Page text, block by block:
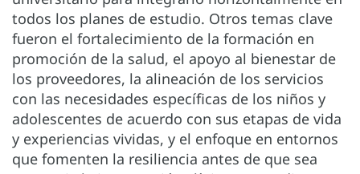
todos los planes de estudio. Otros temas clave
fueron el fortalecimiento de la formación en
promoción de la salud, el apoyo al bienestar de
los proveedores, la alineación de los servicios
con las necesidades específicas de los niños y
adolescentes de acuerdo con sus etapas de vida
y experiencias vividas, y el enfoque en entornos
que fomenten la resiliencia antes de que sea